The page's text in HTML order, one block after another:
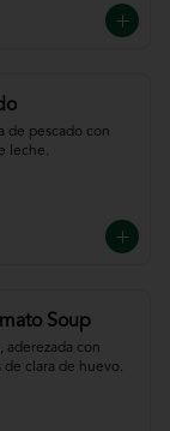
de pescado con
leche.
Soup
aderezada con
clara de huevo.